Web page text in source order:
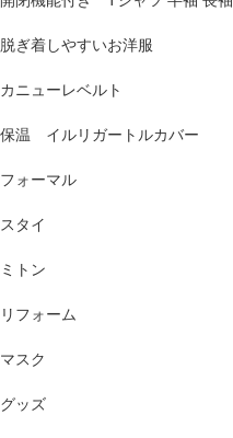
脱ぎ着しやすいお洋服
カニューレベルト
保温 イルリガートルカバー
フォーマル
スタイ
ミトン
リフォーム
マスク
グッズ